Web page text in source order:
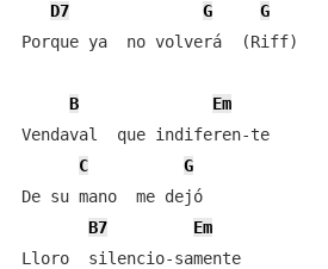
D7
G
G
Porque ya  no volverá  (Riff)
B
Em
Vendaval  que indiferen-te
C
G
De su mano  me dejó
B7
Em
Lloro  silencio-samente